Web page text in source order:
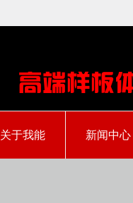
关于我能 新闻中心